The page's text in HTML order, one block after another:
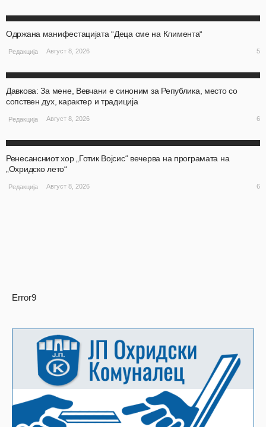
Одржана манифестацијата “Деца сме на Климента“
Редакција Август 8, 2026 5
Давкова: За мене, Вевчани е синоним за Република, место со
сопствен дух, карактер и традиција
Редакција Август 8, 2026 6
Ренесансниот хор „Готик Војсис“ вечерва на програмата на
„Охридско лето“
Редакција Август 8, 2026 6
Error9